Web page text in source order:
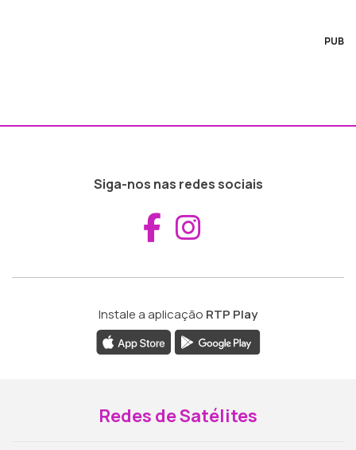
PUB
Siga-nos nas redes sociais
Aceder ao
Instale a aplicação RTP Play
Redes de Satélites